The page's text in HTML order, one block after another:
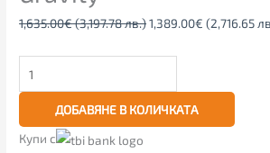
1,635.00€(3,197.78 лв.)1,389.00€ (2,716.65
ДОБАВЯНЕ В КОЛИЧКАТА
Купи с